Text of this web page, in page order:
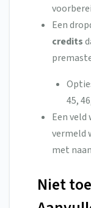
Een
credits
45,
Een veld
vermeld
met
Niet